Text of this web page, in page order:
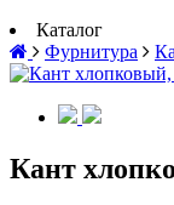
Каталог
Фурнитура
Кант